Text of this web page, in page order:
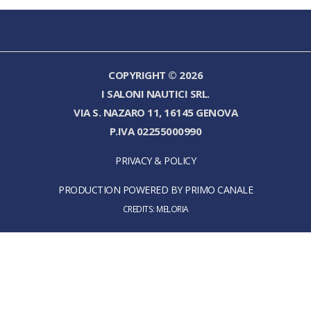
COPYRIGHT © 2026
I SALONI NAUTICI SRL.
VIA S. NAZARO 11, 16145 GENOVA
P.IVA 02255000990
PRIVACY & POLICY
PRODUCTION POWERED BY PRIMO CANALE
CREDITS: MELORIA